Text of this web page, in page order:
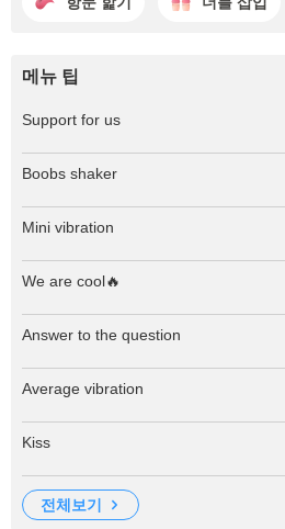
메뉴 팁
Support for us
Boobs shaker
Mini vibration
We are cool🔥
Answer to the question
Average vibration
Kiss
전체보기